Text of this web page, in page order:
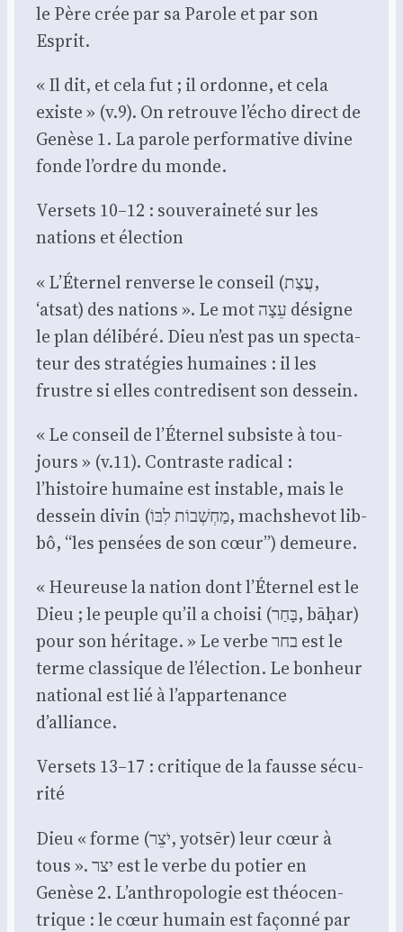
le Père crée par sa Parole et par son
Esprit.
« Il dit, et cela fut ; il ordonne, et cela
existe » (v.9). On retrouve l’écho direct de
Genèse 1. La parole per­for­ma­tive divine
fonde l’ordre du monde.
Ver­sets 10–12 : sou­ve­rai­ne­té sur les
nations et élec­tion
« L’Éternel ren­verse le conseil (עֲצַת,
‘atsat) des nations ». Le mot עֵצָה désigne
le plan déli­bé­ré. Dieu n’est pas un spec­ta­
teur des stra­té­gies humaines : il les
frustre si elles contre­disent son des­sein.
« Le conseil de l’Éternel sub­siste à tou­
jours » (v.11). Contraste radi­cal :
l’histoire humaine est instable, mais le
des­sein divin (מַחְשְׁבוֹת לִבּוֹ, mach­she­vot lib­
bô, “les pen­sées de son cœur”) demeure.
« Heu­reuse la nation dont l’Éternel est le
Dieu ; le peuple qu’il a choi­si (בָּחַר, bāḥar)
pour son héri­tage. » Le verbe בחר est le
terme clas­sique de l’élection. Le bon­heur
natio­nal est lié à l’appartenance
d’alliance.
Ver­sets 13–17 : cri­tique de la fausse sécu­
ri­té
Dieu « forme (יֹצֵר, yotsēr) leur cœur à
tous ». יצר est le verbe du potier en
Genèse 2. L’anthropologie est théo­cen­
trique : le cœur humain est façon­né par